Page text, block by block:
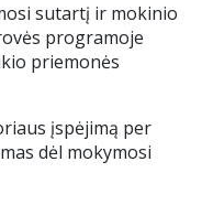
sutartį ir mokinio
programoje
priemonės
įspėjimą per
dėl mokymosi